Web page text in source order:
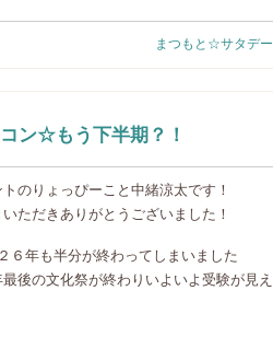
まつもと☆サタデ
ン☆もう下半期？！
のりょっぴーこと中緒涼太です！
ただきありがとうございました！
６年も半分が終わってしまいました
後の文化祭が終わりいよいよ受験が見